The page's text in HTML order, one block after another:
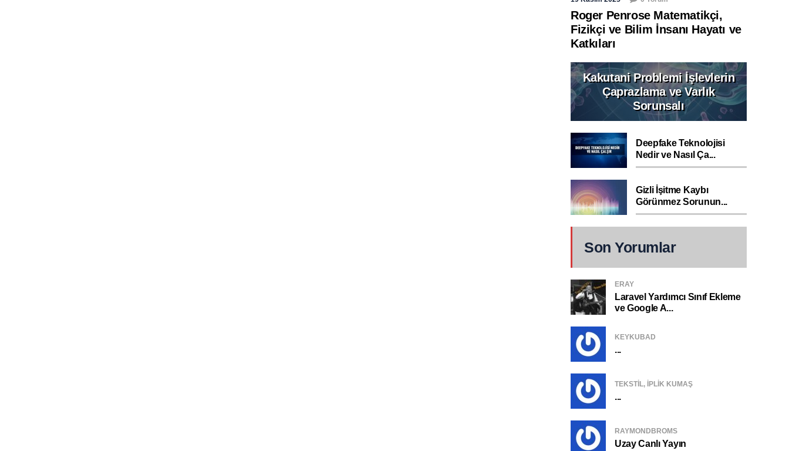
Roger Penrose Matematikçi,
Fizikçi ve Bilim İnsanı Hayatı ve
Katkıları
Kakutani Problemi İşlevlerin
Çaprazlama ve Varlık
Sorunsalı
Deepfake Teknolojisi
Nedir ve Nasıl Ça...
Gizli İşitme Kaybı
Görünmez Sorunun...
Son Yorumlar
ERAY
Laravel Yardımcı Sınıf Ekleme
ve Google A...
KEYKUBAD
...
TEKSTIL, IPLIK KUMAŞ
...
RAYMONDBROMS
Uzay Canlı Yayın